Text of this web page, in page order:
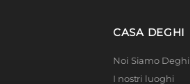
CASA DEGHI
Noi Siamo Deghi
I nostri luoghi